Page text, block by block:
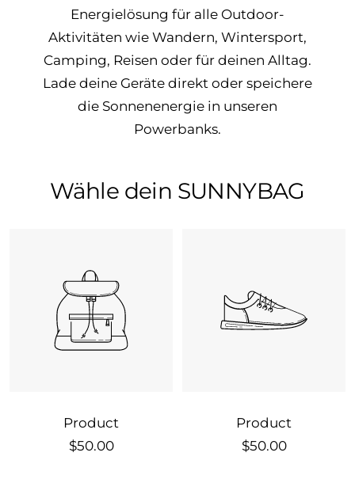
Energielösung für alle Outdoor-
Aktivitäten wie Wandern, Wintersport,
Camping, Reisen oder für deinen Alltag.
Lade deine Geräte direkt oder speichere
die Sonnenenergie in unseren
Powerbanks.
Wähle dein SUNNYBAG
Product
Sale
$50.00
Product
Sale
$50.00